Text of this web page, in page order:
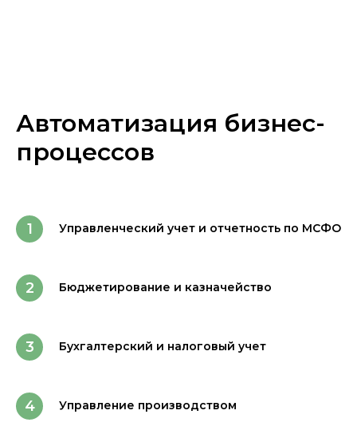
Автоматизация бизнес-
процессов
Управленческий учет и отчетность по МСФО
Бюджетирование и казначейство
Бухгалтерский и налоговый учет
Управление производством